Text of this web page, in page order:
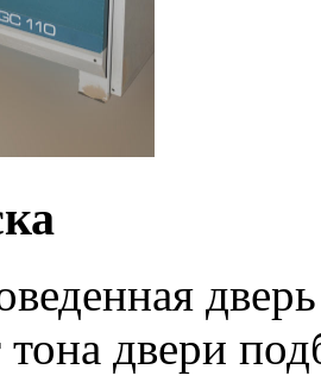
тона двери